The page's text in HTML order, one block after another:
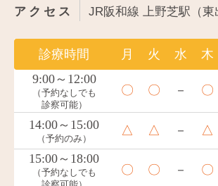
アクセス
JR阪和線 上野芝駅（東